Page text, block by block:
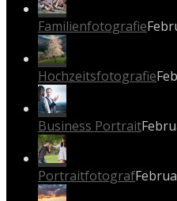
Familienfotografie
Hochzeitsfotografie
Business Portrait
Portraitfotograf